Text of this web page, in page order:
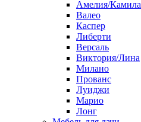
Амелия/Камила
Валео
Каспер
Либерти
Версаль
Виктория/Лина
Милано
Прованс
Луиджи
Марио
Лонг